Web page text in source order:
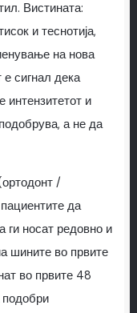
Вистината:
и теснотија,
на нова
сигнал дека
и
а не да
/
да
ги носат редовно и
шините во првите
во првите 48
подобри